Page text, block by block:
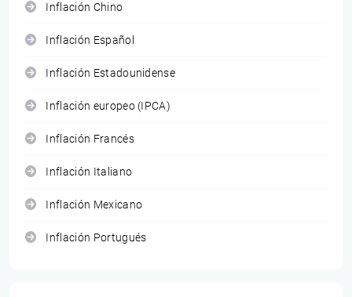
Inflación Chino
Inflación Español
Inflación Estadounidense
Inflación europeo (IPCA)
Inflación Francés
Inflación Italiano
Inflación Mexicano
Inflación Portugués